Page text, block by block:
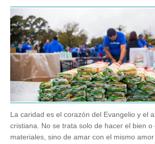
La caridad es el corazón del Evangelio y el
cristiana. No se trata solo de hacer el bien o
materiales, sino de amar con el mismo